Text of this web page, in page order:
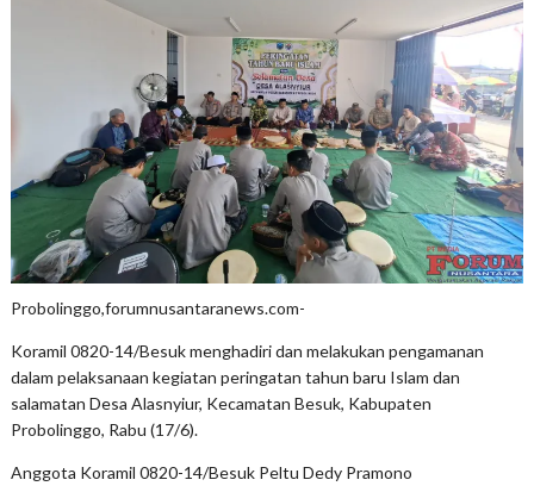
Probolinggo,forumnusantaranews.com-
Koramil 0820-14/Besuk menghadiri dan melakukan pengamanan
dalam pelaksanaan kegiatan peringatan tahun baru Islam dan
salamatan Desa Alasnyiur, Kecamatan Besuk, Kabupaten
Probolinggo, Rabu (17/6).
Anggota Koramil 0820-14/Besuk Peltu Dedy Pramono